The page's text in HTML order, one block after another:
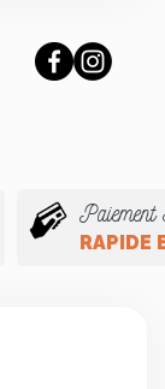
Paiement
RAPIDE